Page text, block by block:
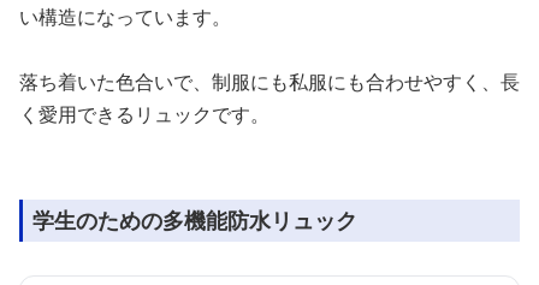
い構造になっています。
落ち着いた色合いで、制服にも私服にも合わせやすく、長
く愛用できるリュックです。
学生のための多機能防水リュック